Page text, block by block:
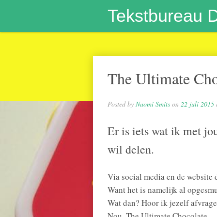
Tekstbureau
The Ultimate
Posted by Naomi Smits on 22 juli 2015
Er is iets wat ik met
wil delen.
Via social media en de website
Want het is namelijk al
Wat dan? Hoor ik jezelf